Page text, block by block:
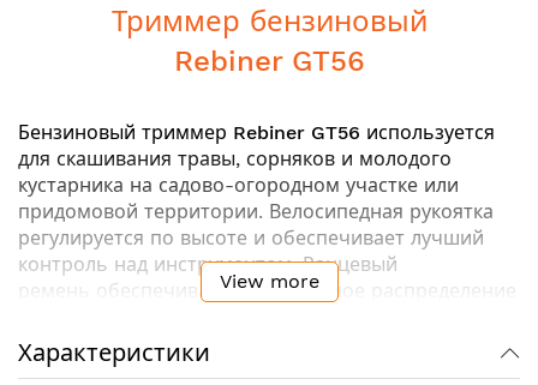
Триммер бензиновый
Rebiner GT56
Бензиновый триммер Rebiner GT56 используется
для скашивания травы, сорняков и молодого
кустарника на садово-огородном участке или
придомовой территории. Велосипедная рукоятка
регулируется по высоте и обеспечивает лучший
контроль над инструментом. Ранцевый
ремень
обеспечивает равномерное распределение
уменьшению утомляемости при продолжительной
работе. Полупрозрачный топливный бак
View more
Характеристики